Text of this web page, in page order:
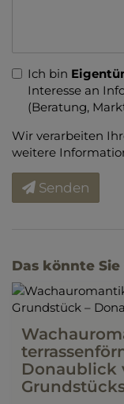
Ich bin
Interesse an
(Beratung,
Wir verarbeiten
weitere
Senden
Das könnte
Donaublick